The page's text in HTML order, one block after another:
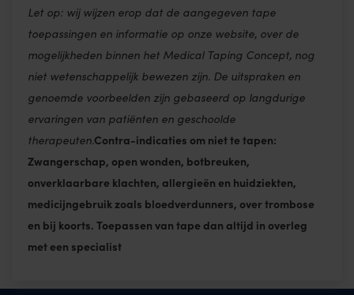
Let op: wij wijzen erop dat de aangegeven tape
toepassingen en informatie op onze website, over de
mogelijkheden binnen het Medical Taping Concept, nog
niet wetenschappelijk bewezen zijn. De uitspraken en
genoemde voorbeelden zijn gebaseerd op langdurige
ervaringen van patiënten en geschoolde
therapeuten.Contra-indicaties om niet te tapen:
Zwangerschap, open wonden, botbreuken,
onverklaarbare klachten, allergieën en huidziekten,
medicijngebruik zoals bloedverdunners, over trombose
en bij koorts. Toepassen van tape dan altijd in overleg
met een specialist